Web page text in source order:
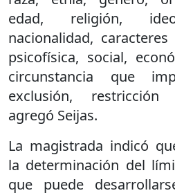
edad, religión,
nacionalidad,
psicofísica, social,
circunstancia que
exclusión, restricción
agregó Seijas.
La magistrada indicó
la determinación del
que puede